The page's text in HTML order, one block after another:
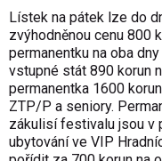
Lístek na pátek lze do
zvýhodněnou cenu 800
permanentku na oba
vstupné stát 890 korun
permanentka 1600
ZTP/P a seniory.
zákulisí festivalu jsou v
ubytování ve VIP